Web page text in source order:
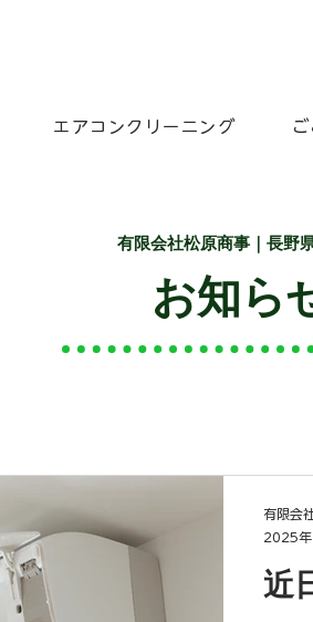
エアコンクリーニング
有限会社松原商事｜長野
お知ら
近
有限会
2025